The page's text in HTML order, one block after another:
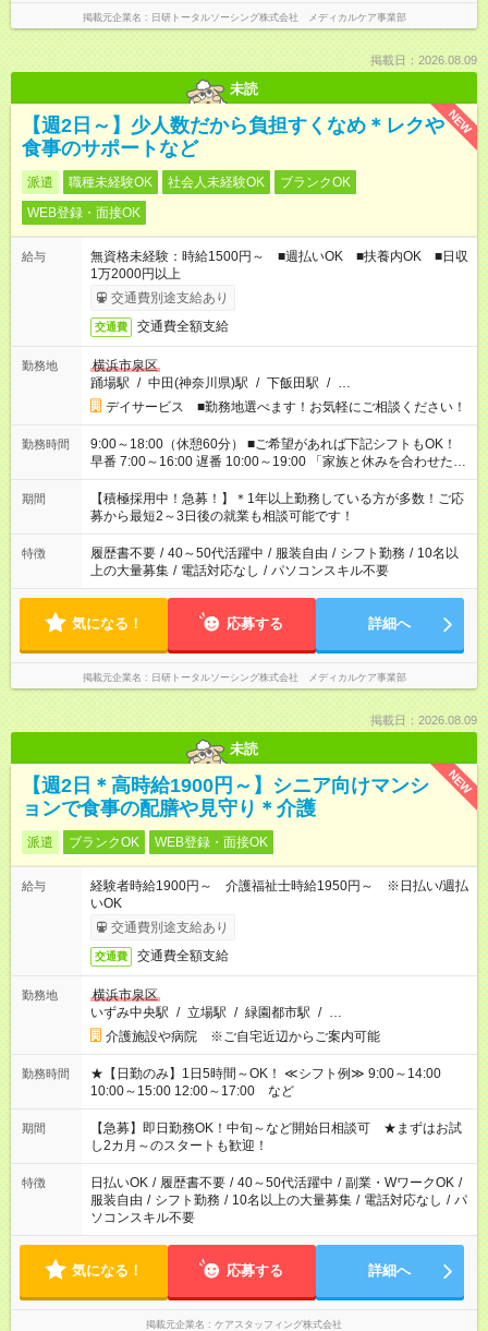
掲載元企業名 日研トータルソーシング株式会社 メディカルケア事業部
掲載日：2026.08.09
未読
NEW
【週2日～】少人数だから負担すくなめ＊レクや
食事のサポートなど
派遣 職種未経験OK 社会人未経験OK
ブランクOK
WEB登録・面接OK
給与
無資格未経験：時給1500円～ ■週払いOK ■扶養内OK ■日収
1万2000円以上
交通費別途支給あり
交通費 交通費全額支給
勤務地
横浜市泉区
踊場駅 / 中田(神奈川県)駅 / 下飯田駅 / …
デイサービス ■勤務地選べます！お気軽にご相談ください！
勤務時間
9:00～18:00（休憩60分） ■ご希望があれば下記シフトもOK！
早番 7:00～16:00 遅番 10:00～19:00 「家族と休みを合わせた
い」 「余裕を持って夕飯の準備がしたい」 「できれば残業はし
たくない」 など、ご希望を教えてくださいね。 ※Wワーク希望
の方へ 今ご覧のお仕事で希望する勤務時間と、もう1つのお仕事
の勤務時間。 合計で週40時間を超える場合は応募できません。
期間
【積極採用中！急募！】＊1年以上勤務している方が多数！ご応
募から最短2～3日後の就業も相談可能です！
特徴 履歴書不要 / 40～50代活躍中 / 服装自由 / シフト勤務 / 10名以
上の大量募集 / 電話対応なし / パソコンスキル不要
気になる！ 応募する 詳細へ
掲載元企業名 日研トータルソーシング株式会社 メディカルケア事業部
掲載日：2026.08.09
未読
NEW
【週2日＊高時給1900円～】シニア向けマンシ
ョンで食事の配膳や見守り＊介護
派遣 ブランクOK WEB登録・面接OK
給与
経験者時給1900円～ 介護福祉士時給1950円～ ※日払い/週払
いOK
交通費別途支給あり
交通費 交通費全額支給
勤務地
横浜市泉区
いずみ中央駅 / 立場駅 / 緑園都市駅 / …
介護施設や病院 ※ご自宅近辺からご案内可能
勤務時間
★【日勤のみ】1日5時間～OK！ ≪シフト例≫ 9:00～14:00
10:00～15:00 12:00～17:00 など
期間
【急募】即日勤務OK！中旬～など開始日相談可 ★まずはお試
し2カ月～のスタートも歓迎！
特徴 日払いOK / 履歴書不要 / 40～50代活躍中 / 副業・WワークOK /
服装自由 / シフト勤務 / 10名以上の大量募集 / 電話対応なし / パ
ソコンスキル不要
気になる！ 応募する 詳細へ
掲載元企業名 ケアスタッフィング株式会社